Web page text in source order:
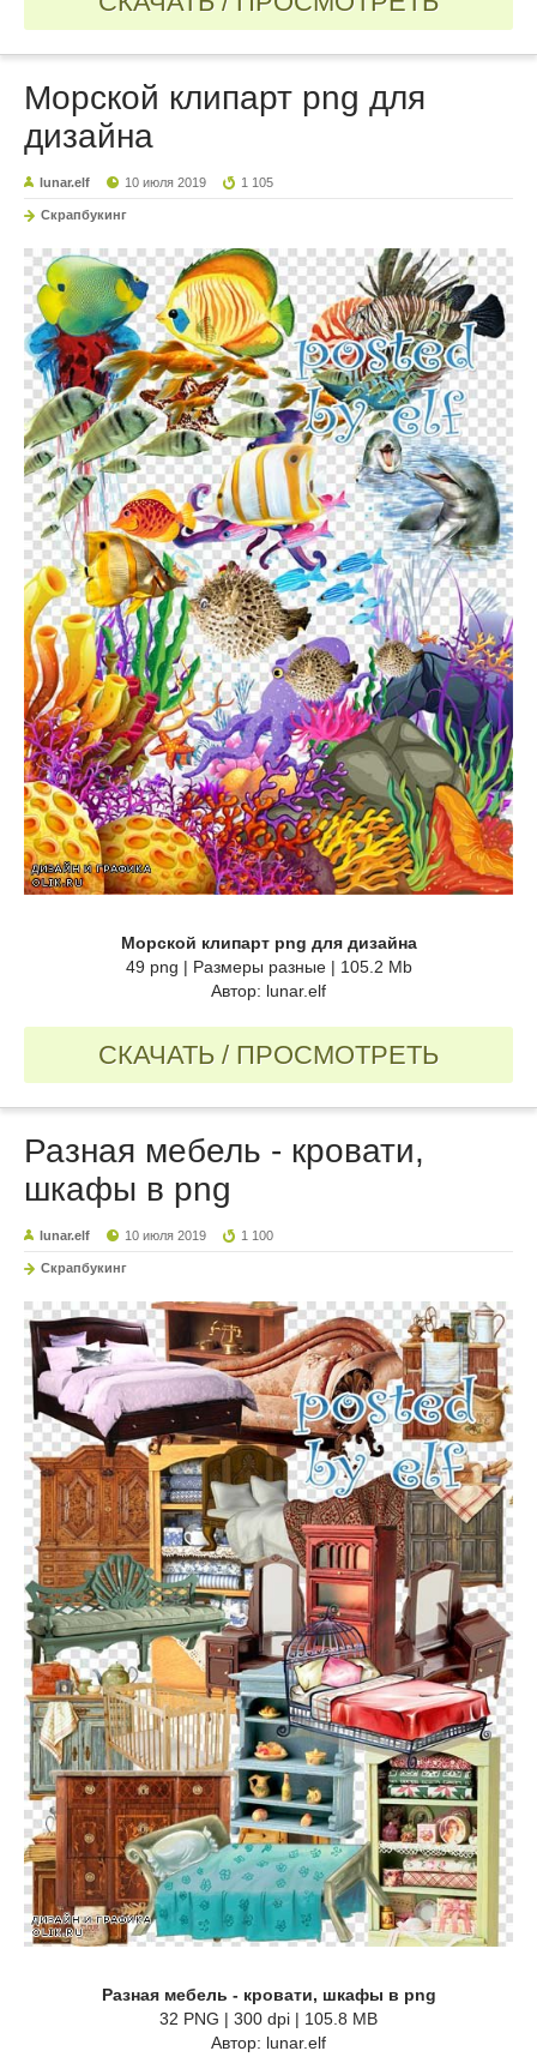
Морской клипарт png для
дизайна
lunar.elf 10 июля 2019 1 105
Скрапбукинг
Морской клипарт png для дизайна
49 png | Размеры разные | 105.2 Mb
Автор: lunar.elf
СКАЧАТЬ / ПРОСМОТРЕТЬ
Разная мебель - кровати,
шкафы в png
lunar.elf 10 июля 2019 1 100
Скрапбукинг
Разная мебель - кровати, шкафы в png
32 PNG | 300 dpi | 105.8 MB
Автор: lunar.elf